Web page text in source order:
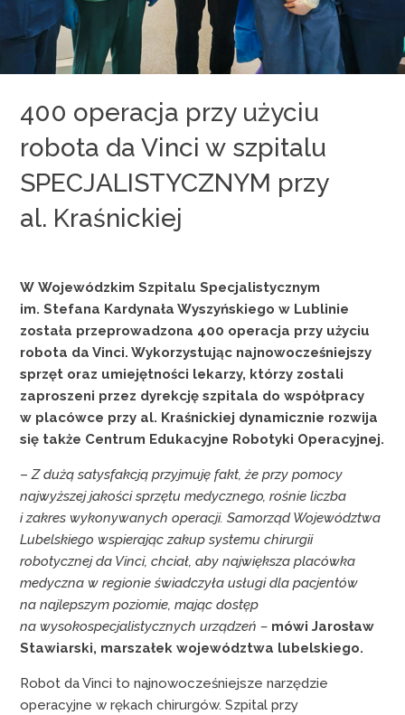
400 operacja przy użyciu
robota da Vinci w szpitalu
SPECJALISTYCZNYM przy
al. Kraśnickiej
W Wojewódzkim Szpitalu Specjalistycznym
im. Stefana Kardynała Wyszyńskiego w Lublinie
została przeprowadzona 400 operacja przy użyciu
robota da Vinci. Wykorzystując najnowocześniejszy
sprzęt oraz umiejętności lekarzy, którzy zostali
zaproszeni przez dyrekcję szpitala do współpracy
w placówce przy al. Kraśnickiej dynamicznie rozwija
się także Centrum Edukacyjne Robotyki Operacyjnej.
–Z dużą satysfakcją przyjmuję fakt, że przy pomocy
najwyższej jakości sprzętu medycznego, rośnie liczba
i zakres wykonywanych operacji. Samorząd Województwa
Lubelskiego wspierając zakup systemu chirurgii
robotycznej da Vinci, chciał, aby największa placówka
medyczna w regionie świadczyła usługi dla pacjentów
na najlepszym poziomie, mając dostęp
na wysokospecjalistycznych urządzeń – mówi Jarosław
Stawiarski, marszałek województwa lubelskiego.
Robot da Vinci to najnowocześniejsze narzędzie
operacyjne w rękach chirurgów. Szpital przy